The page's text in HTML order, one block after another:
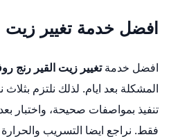
افضل خدمة تغيير زيت
افضل خدمةتغيير زيت القير رنج
المشكلة بعد ايام. لذلك نلتزم
تنفيذ بمواصفات صحيحة، واختبار بعد
فقط. نراجع ايضا التسريب